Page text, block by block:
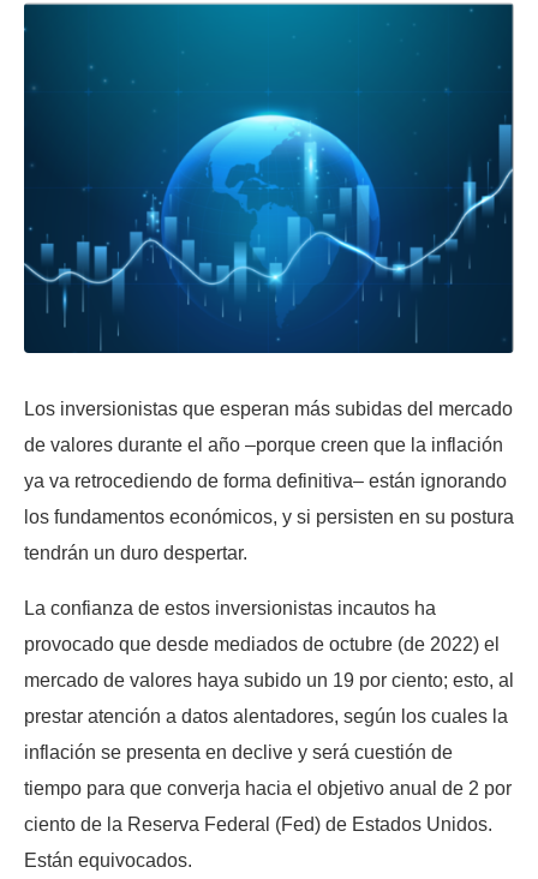
Los inversionistas que esperan más subidas del mercado
de valores durante el año –porque creen que la inflación
ya va retrocediendo de forma definitiva– están ignorando
los fundamentos económicos, y si persisten en su postura
tendrán un duro despertar.
La confianza de estos inversionistas incautos ha
provocado que desde mediados de octubre (de 2022) el
mercado de valores haya subido un 19 por ciento; esto, al
prestar atención a datos alentadores, según los cuales la
inflación se presenta en declive y será cuestión de
tiempo para que converja hacia el objetivo anual de 2 por
ciento de la Reserva Federal (Fed) de Estados Unidos.
Están equivocados.